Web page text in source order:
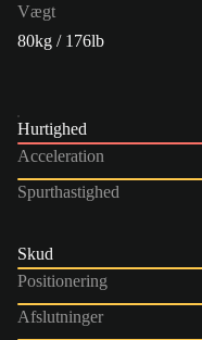
Vægt
80kg / 176lb
Hurtighed
Acceleration
Spurthastighed
Skud
Positionering
Afslutninger